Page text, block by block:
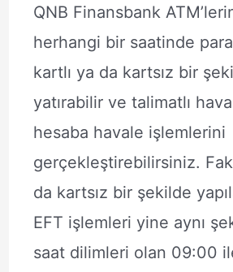
QNB Finansbank
herhangi bir saatinde
kartlı ya da kartsız bir
yatırabilir ve talimatlı
hesaba havale işlemlerini
gerçekleştirebilirsiniz.
da kartsız bir şekilde
EFT işlemleri yine aynı
saat dilimleri olan 09:00